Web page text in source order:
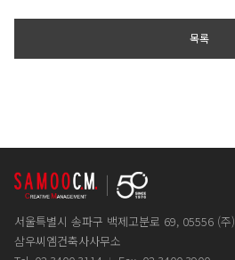
목록
서울특별시 송파구 백제고분로 69, 05556 (주)
삼우씨엠건축사사무소